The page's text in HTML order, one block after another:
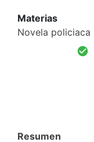
Materias
Novela policiaca
Resumen